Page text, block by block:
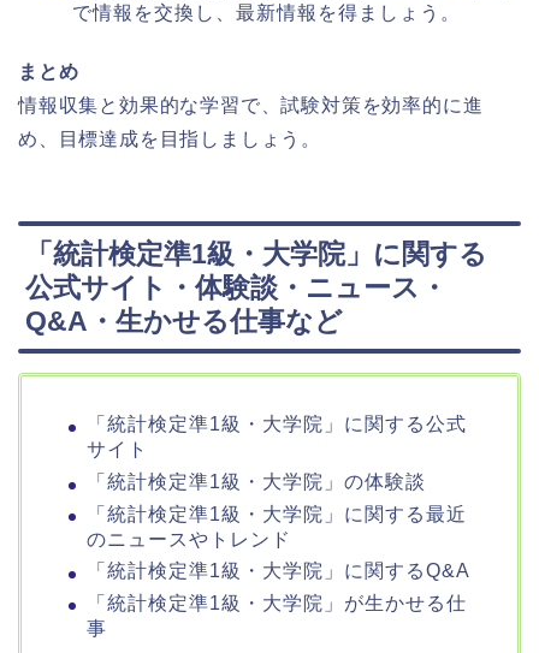
で情報を交換し、最新情報を得ましょう。
まとめ
情報収集と効果的な学習で、試験対策を効率的に進
め、目標達成を目指しましょう。
「統計検定準1級・大学院」に関する
公式サイト・体験談・ニュース・
Q&A・生かせる仕事など
「統計検定準1級・大学院」に関する公式
サイト
「統計検定準1級・大学院」の体験談
「統計検定準1級・大学院」に関する最近
のニュースやトレンド
「統計検定準1級・大学院」に関するQ&A
「統計検定準1級・大学院」が生かせる仕
事